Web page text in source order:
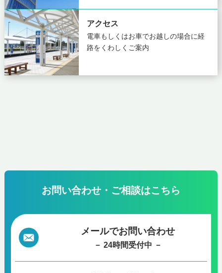
アクセス
電車もしくはお車でお越しの場合に経
路をくわしくご案内
お問い合わせ・ご相談はこちら
メールでお問い合わせ
－ 24時間受付中 －